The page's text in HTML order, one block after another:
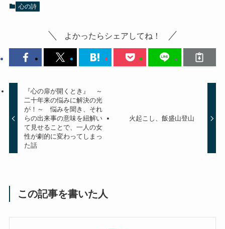
心の詩
よかったらシェアしてね！
『心の扉が開くとき』 ～
二十年来の悩みに解決の光
が！～ 悩みを聞き、それ
らの出来事の意味を紐解い
て見せることで、一人の女
性が劇的に変わってしまっ
た話
火起こし、飯盛山登山
この記事を書いた人